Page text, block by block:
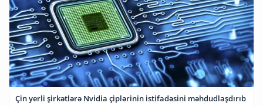
Çin yerli şirkətlərə Nvidia çiplərinin istifadəsini məhdudlaşdırıb